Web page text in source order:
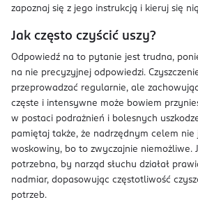
zapoznaj się z jego instrukcją i kieruj się
Jak często czyścić uszy?
Odpowiedź na to pytanie jest trudna,
na nie precyzyjnej odpowiedzi.
przeprowadzać regularnie, ale
częste i intensywne może bowiem
w postaci podrażnień i bolesnych
pamiętaj także, że nadrzędnym celem nie
woskowiny, bo to zwyczajnie niemożliwe.
potrzebna, by narząd słuchu działał
nadmiar, dopasowując częstotliwość
potrzeb.